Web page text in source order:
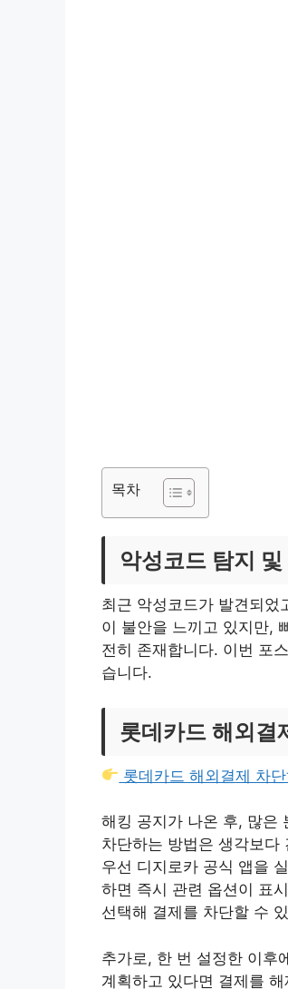
목차
악성코드 탐지
최근 악성코드가 발견되
이 불안을 느끼고 있지만,
전히 존재합니다. 이번 포
습니다.
롯데카드 해외결
롯데카드 해외결제 차
해킹 공지가 나온 후, 많은
차단하는 방법은 생각보다
우선 디지로카 공식 앱을
하면 즉시 관련 옵션이 표시
선택해 결제를 차단할 수
추가로, 한 번 설정한 이후
계획하고 있다면 결제를